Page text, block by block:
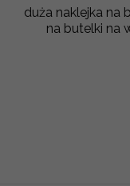
duża naklejka na
na butelki na